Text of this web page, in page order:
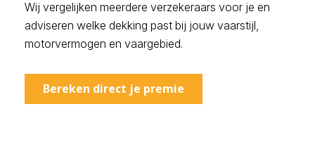
Wij vergelijken meerdere verzekeraars voor je en
adviseren welke dekking past bij jouw vaarstijl,
motorvermogen en vaargebied.
Bereken direct je premie